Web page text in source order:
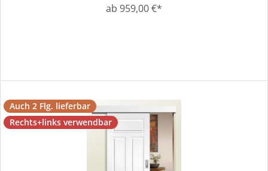
ab 959,00 €*
Auch 2 Flg. lieferbar
Rechts+links verwendbar